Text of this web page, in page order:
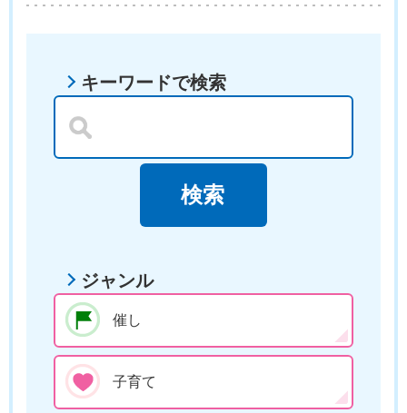
キーワードで検索
ジャンル
催し
子育て